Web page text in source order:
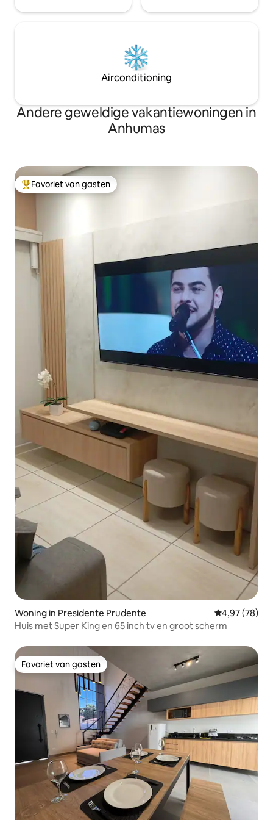
Airconditioning
Andere geweldige vakantiewoningen in
Anhumas
Topfavoriet van gasten
Favoriet van gasten
Woning in Presidente Prudente Gemiddelde
4,97 (78)
Huis met Super King en 65 inch tv en groot scherm
Favoriet van gasten
Favoriet van gasten